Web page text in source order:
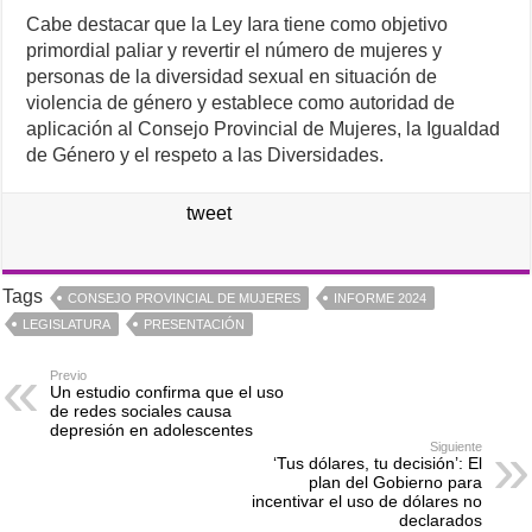
Cabe destacar que la Ley Iara tiene como objetivo
primordial paliar y revertir el número de mujeres y
personas de la diversidad sexual en situación de
violencia de género y establece como autoridad de
aplicación al Consejo Provincial de Mujeres, la Igualdad
de Género y el respeto a las Diversidades.
tweet
Tags CONSEJO PROVINCIAL DE MUJERES
INFORME 2024
LEGISLATURA
PRESENTACIÓN
Previo
Un estudio confirma que el uso
de redes sociales causa
depresión en adolescentes
Siguiente
‘Tus dólares, tu decisión’: El
plan del Gobierno para
incentivar el uso de dólares no
declarados